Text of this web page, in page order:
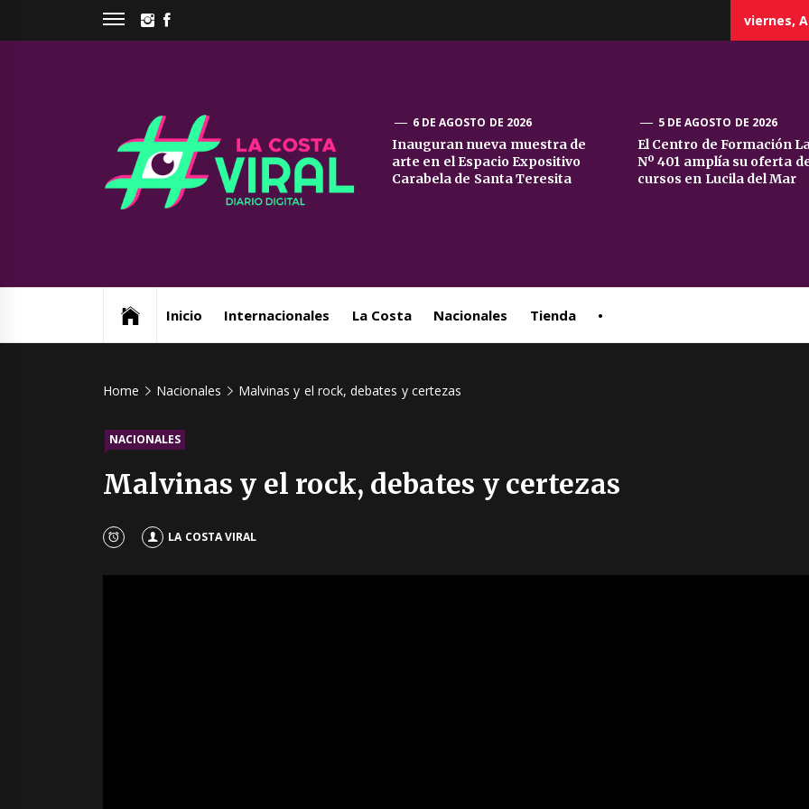
INSTAGRAM
viernes,
La
Costa
6 DE AGOSTO DE 2026
Inauguran nueva muestra de
arte en el Espacio Expositivo
Carabela de Santa Teresita
5 DE AGOSTO DE 2026
El Centro de Formación
Nº 401 amplía su oferta
cursos en Lucila del Mar
Inicio Internacionales La Costa Nacionales Tienda •
Home Nacionales Malvinas y el rock, debates y certezas
NACIONALES
Malvinas y el rock, debates y certezas
LA COSTA VIRAL